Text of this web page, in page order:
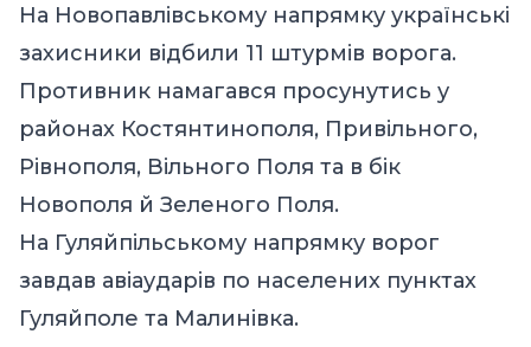
На Новопавлівському напрямку українські
захисники відбили 11 штурмів ворога.
Противник намагався просунутись у
районах Костянтинополя, Привільного,
Рівнополя, Вільного Поля та в бік
Новополя й Зеленого Поля.
На Гуляйпільському напрямку ворог
завдав авіаударів по населених пунктах
Гуляйполе та Малинівка.